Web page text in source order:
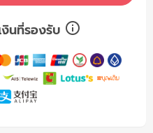
งินที่รองรับ